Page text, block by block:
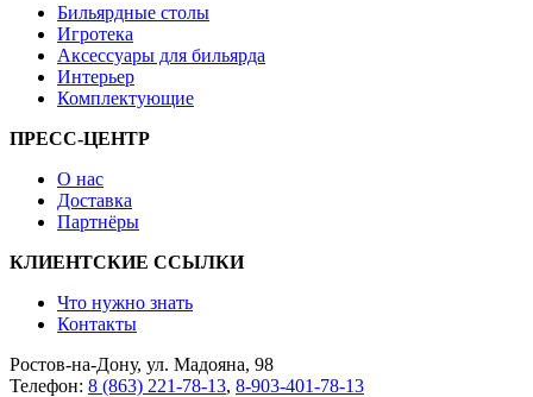
Бильярдные столы
Игротека
Аксессуары для бильярда
Интерьер
Комплектующие
ПРЕСС-ЦЕНТР
О нас
Доставка
Партнёры
КЛИЕНТСКИЕ ССЫЛКИ
Что нужно знать
Контакты
Ростов-на-Дону, ул. Мадояна, 98
Телефон: 8 (863) 221-78-13, 8-903-401-78-13